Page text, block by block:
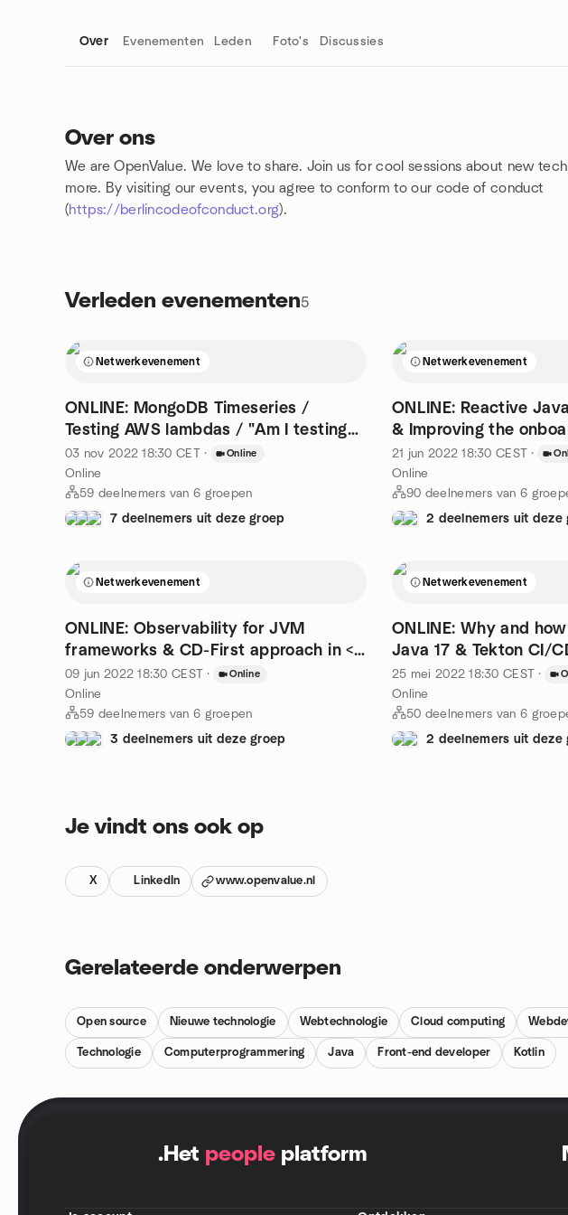
Over Evenementen Leden Foto's Discussies
Over ons
We are OpenValue. We love to share. Join us for cool sessions about new
more. By visiting our events, you agree to conform to our code of conduct
(https://berlincodeofconduct.org).
Verleden evenementen5
Netwerkevenement
ONLINE: MongoDB Timeseries /
Testing AWS lambdas / "Am I testing
the right way?"
03 nov 2022 18:30 CET · Online
Online
59 deelnemers van 6 groepen
7 deelnemers uit deze groep
Netwerkevenement
ONLINE: Reactive
& Improving the
engineers
21 jun 2022 18:30 CEST ·
Online
90 deelnemers van 6
2 deelnemers uit deze
Netwerkevenement
ONLINE: Observability for JVM
frameworks & CD-First approach in <
15 minutes
09 jun 2022 18:30 CEST · Online
Online
59 deelnemers van 6 groepen
3 deelnemers uit deze groep
Netwerkevenement
ONLINE: Why and
Java 17 & Tekton CI/
25 mei 2022 18:30 CEST ·
Online
50 deelnemers van 6
2 deelnemers uit deze
Groepskoppelingen
Je vindt ons ook op
X LinkedIn www.openvalue.nl
Gerelateerde onderwerpen
Open source Nieuwe technologie Webtechnologie Cloud computing
Technologie Computerprogrammering Java Front-end developer Kotlin
. Het people platform